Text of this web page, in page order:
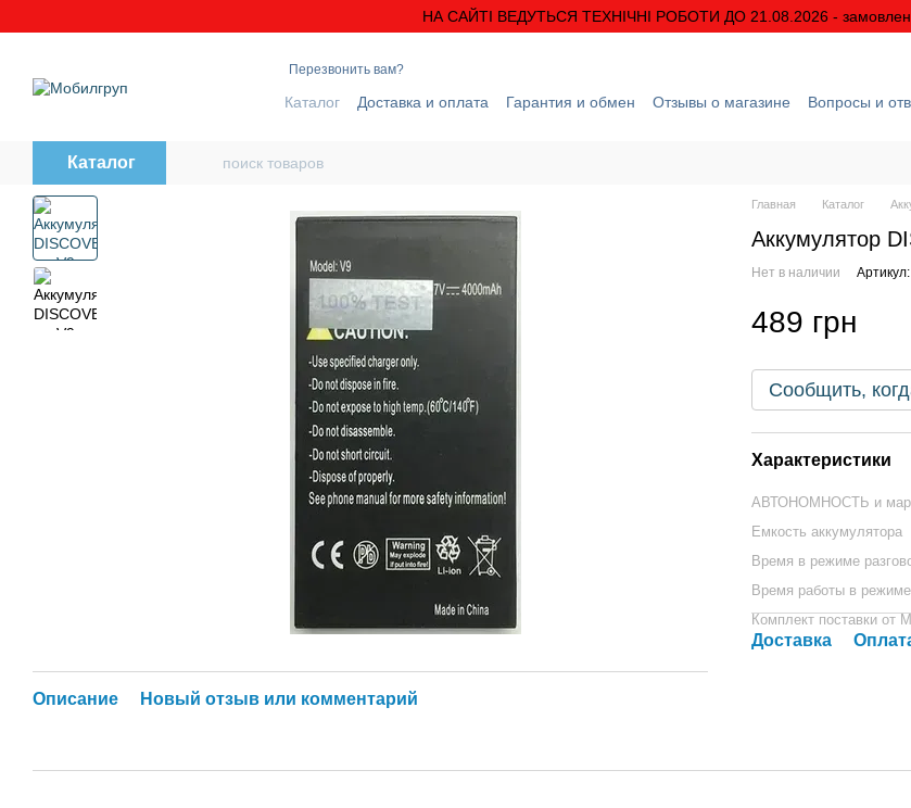
НА САЙТІ ВЕДУТЬСЯ ТЕХНІЧНІ РОБОТИ ДО 21.08.2026 -
Перезвонить вам?
Каталог Доставка и оплата Гарантия и обмен Отзывы о магазине
Вопросы и
Каталог
Описание Новый отзыв или комментарий
Главная Каталог
Аккумулятор
Нет в наличии
489 грн
Сообщить,
Характеристики
АВТОНОМНОСТЬ и
Емкость аккумулятора
Время в режиме
Время работы в
Комплект поставки от
Доставка